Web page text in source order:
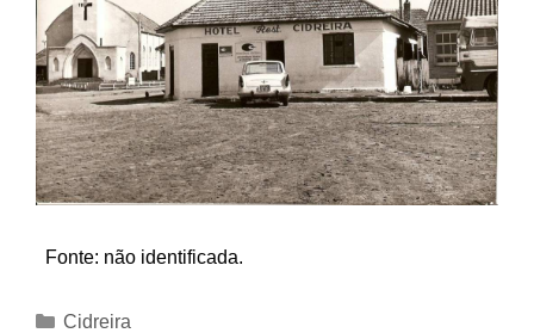
Fonte: não identificada.
Categorias
Cidreira